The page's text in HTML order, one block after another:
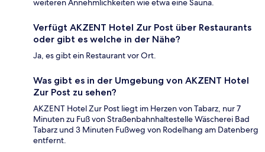
weiteren Annehmlichkeiten wie etwa eine Sauna.
Verfügt AKZENT Hotel Zur Post über Restaurants
oder gibt es welche in der Nähe?
Ja, es gibt ein Restaurant vor Ort.
Was gibt es in der Umgebung von AKZENT Hotel
Zur Post zu sehen?
AKZENT Hotel Zur Post liegt im Herzen von Tabarz, nur 7
Minuten zu Fuß von Straßenbahnhaltestelle Wäscherei Bad
Tabarz und 3 Minuten Fußweg von Rodelhang am Datenberg
entfernt.